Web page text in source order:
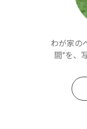
わが家の
間”を、